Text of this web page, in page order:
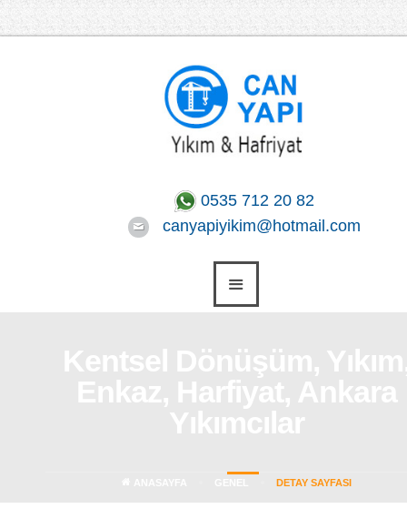
0535 712 20 82
canyapiyikim@hotmail.com
DETAY SAYFASI